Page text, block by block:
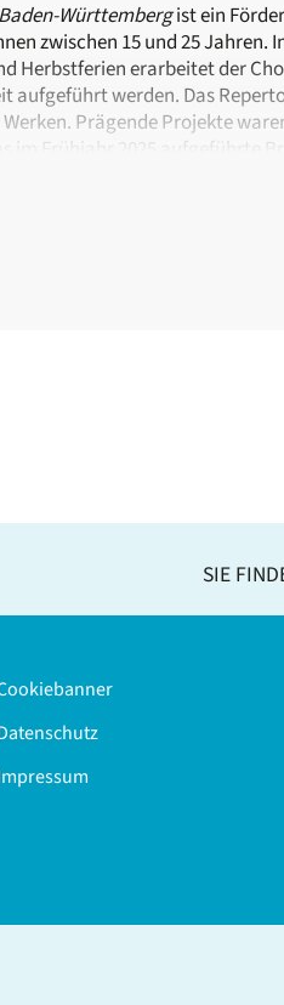
Württembergist ein
zwischen 15 und 25 Jahren.
Herbstferien erarbeitet der
aufgeführt werden. Das
Prägende Projekte
im Frühjahr 2025 aufgeführte
Reutlingen
oder Sänger:innen
SIE